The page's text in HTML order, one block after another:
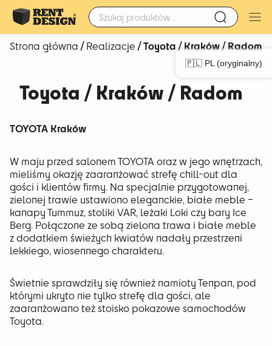
Szukaj:
🇵🇱 PL (oryginalny)
Strona główna/Realizacje/ Toyota / Kraków / Radom
Toyota / Kraków / Radom
TOYOTA Kraków
W maju przed salonem TOYOTA oraz w jego wnętrzach,
mieliśmy okazję zaaranżować strefę chill-out dla
gości i klientów firmy. Na specjalnie przygotowanej,
zielonej trawie ustawiono eleganckie, białe meble –
kanapy Tummuz, stoliki VAR, leżaki Loki czy bary Ice
Berg. Połączone ze sobą zielona trawa i białe meble
z dodatkiem świeżych kwiatów nadały przestrzeni
lekkiego, wiosennego charakteru.
Świetnie sprawdziły się również namioty Tenpan, pod
którymi ukryto nie tylko strefę dla gości, ale
zaaranżowano też stoisko pokazowe samochodów
Toyota.